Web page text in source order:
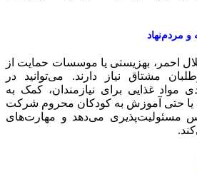
احمر، بهزیستی یا موسسات حمایت از
مشتاق نیاز دارند. می‌توانید در
غذایی برای نیازمندان، کمک به
یا حتی آموزش به کودکان محروم شرکت
مسئولیت‌پذیری می‌دهد و مهارت‌های